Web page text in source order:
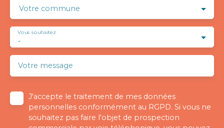
Votre commune
-
Vous souhaitez
Votre message
J'accepte le traitement de mes données
personnelles conformément au RGPD. Si vous ne
souhaitez pas faire l'objet de prospection